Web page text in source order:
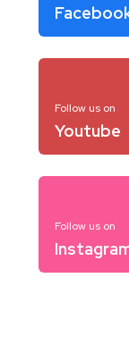
Follow us on
Youtube
Follow us on